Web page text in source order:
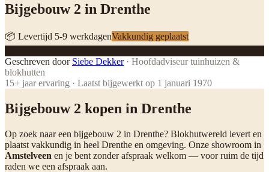
Bijgebouw 2 in Drenthe
📦 Levertijd 5-9 werkdagenVakkundig geplaatst
Geschreven door Siebe Dekker· Hoofdadviseur tuinhuizen &
blokhutten
15+ jaar ervaring · Laatst bijgewerkt op 1 januari 1970
Bijgebouw 2 kopen in Drenthe
Op zoek naar een bijgebouw 2 in Drenthe? Blokhutwereld levert en
plaatst vakkundig in heel Drenthe en omgeving. Onze showroom in
Amstelveen en je bent zonder afspraak welkom — voor ruim de tijd
raden we een afspraak aan.